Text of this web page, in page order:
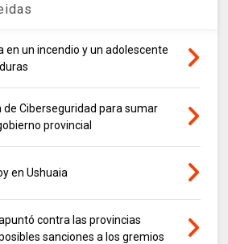
en un incendio y un adolescente
de Ciberseguridad para sumar
provincial
en Ushuaia
contra las provincias
sanciones a los gremios